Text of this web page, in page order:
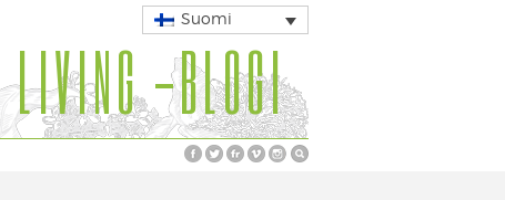
Suomi
LIVING -BLOGI